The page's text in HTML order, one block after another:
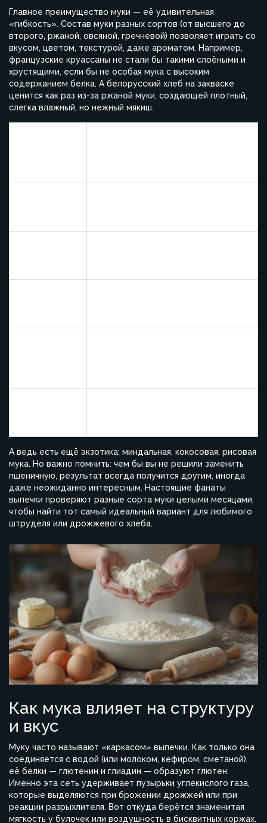
Главное преимущество муки — её удивительная
«гибкость». Состав муки разных сортов (от высшего до
второго, ржаной, овсяной, гречневой) позволяет играть со
вкусом, цветом, текстурой, даже ароматом. Например,
французские круассаны не стали бы такими слоёными и
хрустящими, если бы не особая мука с высоким
содержанием белка. А белорусский хлеб на закваске
ценится как раз из-за ржаной муки, создающей плотный,
слегка влажный, но нежный мякиш.
А ведь есть ещё экзотика: миндальная, кокосовая, рисовая
мука. Но важно помнить: чем бы вы не решили заменить
пшеничную, результат всегда получится другим, иногда
даже неожиданно интересным. Настоящие фанаты
выпечки проверяют разные сорта муки целыми месяцами,
чтобы найти тот самый идеальный вариант для любимого
штруделя или дрожжевого хлеба.
Как мука влияет на структуру
и вкус
Муку часто называют «каркасом» выпечки. Как только она
соединяется с водой (или молоком, кефиром, сметаной),
её белки — глютенин и глиадин — образуют глютен.
Именно эта сеть удерживает пузырьки углекислого газа,
которые выделяются при брожении дрожжей или при
реакции разрыхлителя. Вот откуда берётся знаменитая
мягкость у булочек или воздушность в бисквитных коржах.